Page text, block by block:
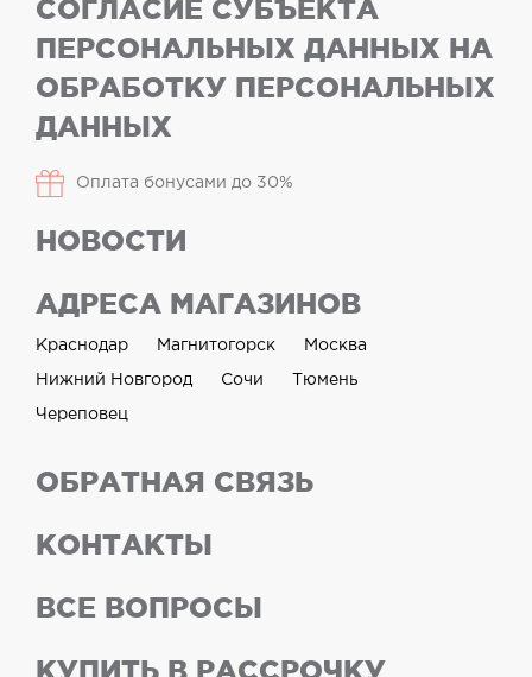
СОГЛАСИЕ СУБЪЕКТА
ПЕРСОНАЛЬНЫХ ДАННЫХ НА
ОБРАБОТКУ ПЕРСОНАЛЬНЫХ
ДАННЫХ
Оплата бонусами до 30%
НОВОСТИ
АДРЕСА МАГАЗИНОВ
Краснодар Магнитогорск Москва
Нижний Новгород Сочи Тюмень
Череповец
ОБРАТНАЯ СВЯЗЬ
КОНТАКТЫ
ВСЕ ВОПРОСЫ
КУПИТЬ В РАССРОЧКУ